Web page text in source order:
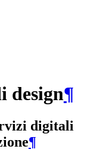
design¶
digitali
¶